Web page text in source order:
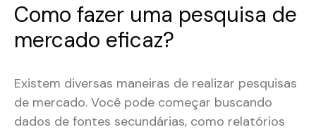
Como fazer uma pesquisa de
mercado eficaz?
Existem diversas maneiras de realizar pesquisas
de mercado. Você pode começar buscando
dados de fontes secundárias, como relatórios